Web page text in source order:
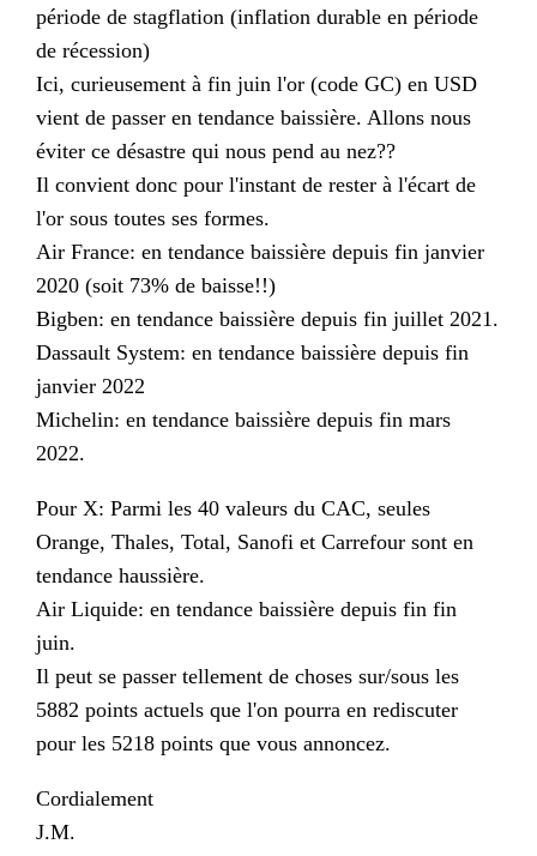
période de stagflation (inflation durable en période
de récession)
Ici, curieusement à fin juin l'or (code GC) en USD
vient de passer en tendance baissière. Allons nous
éviter ce désastre qui nous pend au nez??
Il convient donc pour l'instant de rester à l'écart de
l'or sous toutes ses formes.
Air France: en tendance baissière depuis fin janvier
2020 (soit 73% de baisse!!)
Bigben: en tendance baissière depuis fin juillet 2021.
Dassault System: en tendance baissière depuis fin
janvier 2022
Michelin: en tendance baissière depuis fin mars
2022.
Pour X: Parmi les 40 valeurs du CAC, seules
Orange, Thales, Total, Sanofi et Carrefour sont en
tendance haussière.
Air Liquide: en tendance baissière depuis fin fin
juin.
Il peut se passer tellement de choses sur/sous les
5882 points actuels que l'on pourra en rediscuter
pour les 5218 points que vous annoncez.
Cordialement
J.M.